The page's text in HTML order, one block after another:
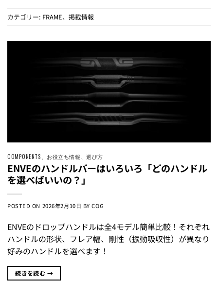
カテゴリー: FRAME、 掲載情報
COMPONENTS、 お役立ち情報、選び方
ENVEのハンドルバーはいろいろ「どのハンドル
を選べばいいの？」
POSTED ON 2026年2月10日 BYCOG
ENVEのドロップハンドルは全4モデル簡単比較！それぞれ
ハンドルの形状、フレア幅、剛性（振動吸収性）が異なり
好みのハンドルを選べます！
続きを読む →